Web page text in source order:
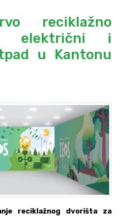
reciklažno
električni i
u Kantonu
reciklažnog dvorišta za